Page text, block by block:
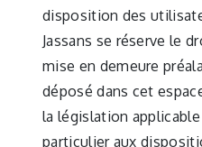
disposition des
Jassans se réserve le
mise en demeure
déposé dans cet
la législation applicable
particulier aux